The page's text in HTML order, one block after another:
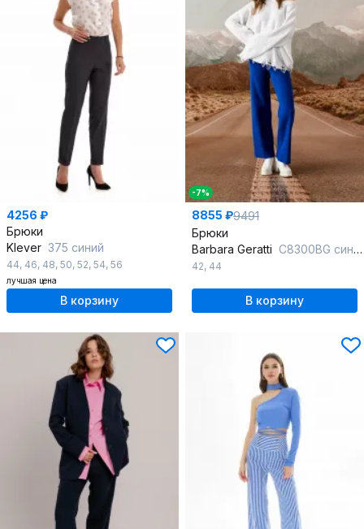
4256 ₽
Брюки
Klever 375 синий
44, 46, 48, 50, 52, 54, 56
лучшая цена
В корзину
-7%
8855 ₽9491
Брюки
Barbara Geratti С8300BG синий
42, 44
В корзину